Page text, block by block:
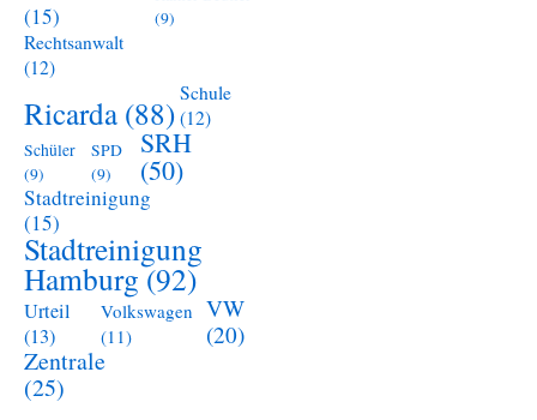
(15)
(9)
Rechtsanwalt
(12)
Ricarda (88) Schule
(12)
Schüler
(9)
SPD
(9)
SRH
(50)
Stadtreinigung
(15)
Stadtreinigung
Hamburg(92)
Urteil
(13)
Volkswagen
(11)
VW
(20)
Zentrale
(25)